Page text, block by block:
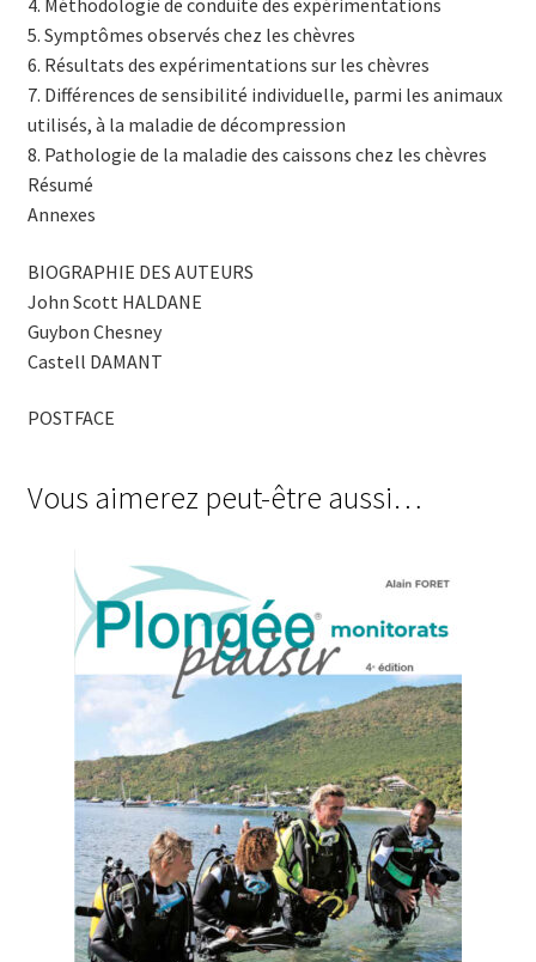
4. Méthodologie de conduite des expérimentations
5. Symptômes observés chez les chèvres
6. Résultats des expérimentations sur les chèvres
7. Différences de sensibilité individuelle, parmi les animaux
utilisés, à la maladie de décompression
8. Pathologie de la maladie des caissons chez les chèvres
Résumé
Annexes
BIOGRAPHIE DES AUTEURS
John Scott HALDANE
Guybon Chesney
Castell DAMANT
POSTFACE
Vous aimerez peut-être aussi…